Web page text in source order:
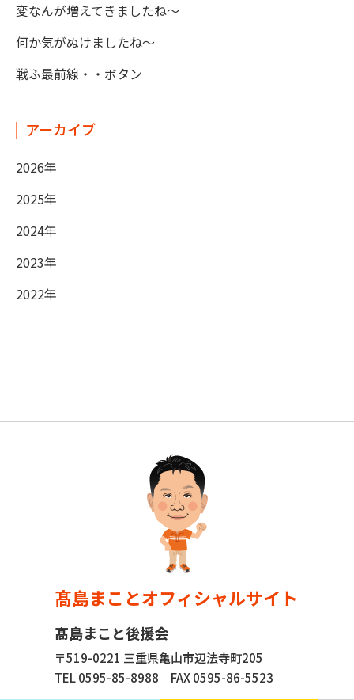
変なんが増えてきましたね～
何か気がぬけましたね～
戦ふ最前線・・ボタン
アーカイブ
2026年
2025年
2024年
2023年
2022年
髙島まことオフィシャルサイト
髙島まこと後援会
〒519-0221 三重県亀山市辺法寺町205
TEL 0595-85-8988 FAX 0595-86-5523